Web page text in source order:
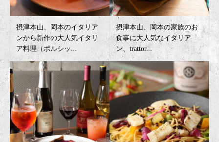
摂津本山、岡本のイタリア
ンから新作の大人気イタリ
ア料理（ポルシッ...
摂津本山、岡本の家族のお
食事に大人気なイタリア
ン、trattor...